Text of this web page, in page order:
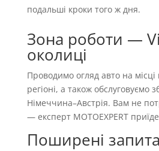
подальші кроки того ж дня.
Зона роботи —
околиці
Проводимо огляд авто на місці
регіоні, а також обслуговуємо
Німеччина–Австрія. Вам не
— експерт MOTOEXPERT
Поширені